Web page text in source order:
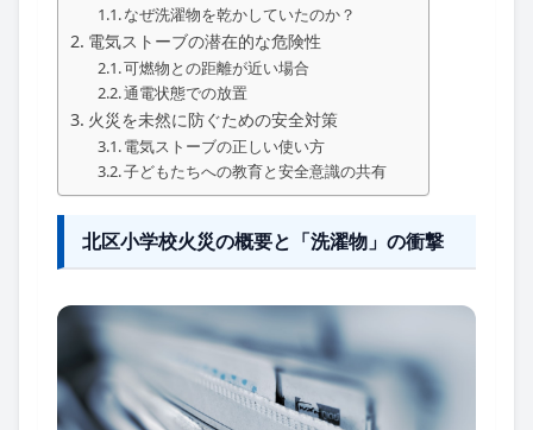
なぜ洗濯物を乾かしていたのか？
電気ストーブの潜在的な危険性
可燃物との距離が近い場合
通電状態での放置
火災を未然に防ぐための安全対策
電気ストーブの正しい使い方
子どもたちへの教育と安全意識の共有
北区小学校火災の概要と「洗濯物」の衝撃